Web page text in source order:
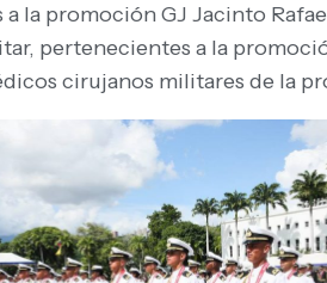
la promoción GJ Jacinto
pertenecientes a la
cirujanos militares de la